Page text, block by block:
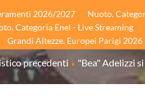
2026/2027
Nuoto.
Categoria Enel - Live Streaming
Grandi Altezze. Europei Parigi
precedenti "Bea" Adelizzi